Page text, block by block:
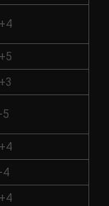
+4
+5
+3
-5
+4
-4
+4